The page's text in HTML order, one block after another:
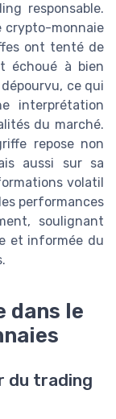
responsable.
crypto-monnaie
ont tenté de
échoué à bien
ce qui
interprétation
du marché.
repose non
aussi sur sa
volatil
performances
soulignant
et informée du
dans le
du trading